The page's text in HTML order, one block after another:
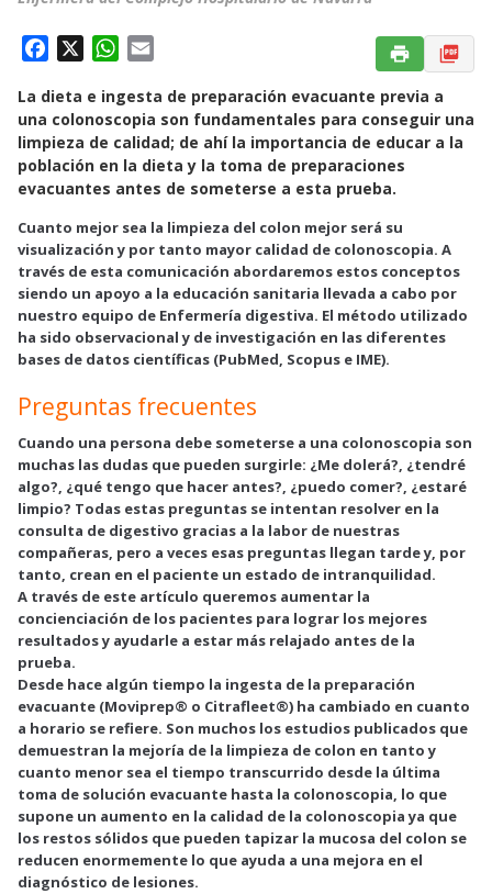
c
e
b
o
k
W
a
t
s
A
p
a
i
l
La dieta e ingesta de preparación evacuante previa a
una colonoscopia son fundamentales para conseguir una
limpieza de calidad; de ahí la importancia de educar a la
población en la dieta y la toma de preparaciones
evacuantes antes de someterse a esta prueba.
Cuanto mejor sea la limpieza del colon mejor será su
visualización y por tanto mayor calidad de colonoscopia. A
través de esta comunicación abordaremos estos conceptos
siendo un apoyo a la educación sanitaria llevada a cabo por
nuestro equipo de Enfermería digestiva. El método utilizado
ha sido observacional y de investigación en las diferentes
bases de datos científicas (PubMed, Scopus e IME).
Preguntas frecuentes
Cuando una persona debe someterse a una colonoscopia son
muchas las dudas que pueden surgirle: ¿Me dolerá?, ¿tendré
algo?, ¿qué tengo que hacer antes?, ¿puedo comer?, ¿estaré
limpio? Todas estas preguntas se intentan resolver en la
consulta de digestivo gracias a la labor de nuestras
compañeras, pero a veces esas preguntas llegan tarde y, por
tanto, crean en el paciente un estado de intranquilidad.
A través de este artículo queremos aumentar la
concienciación de los pacientes para lograr los mejores
resultados y ayudarle a estar más relajado antes de la
prueba.
Desde hace algún tiempo la ingesta de la preparación
evacuante (Moviprep® o Citrafleet®) ha cambiado en cuanto
a horario se refiere. Son muchos los estudios publicados que
demuestran la mejoría de la limpieza de colon en tanto y
cuanto menor sea el tiempo transcurrido desde la última
toma de solución evacuante hasta la colonoscopia, lo que
supone un aumento en la calidad de la colonoscopia ya que
los restos sólidos que pueden tapizar la mucosa del colon se
reducen enormemente lo que ayuda a una mejora en el
diagnóstico de lesiones.